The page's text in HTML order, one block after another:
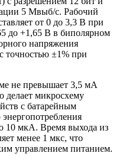
5 Мвыб/с. Рабочий
от 0 до 3,3 В при
до +1,65 В в биполярном
напряжения
точностью ±1% при
не превышает 3,5 мА
делает микросхему
с батарейным
10 мкА. Время выхода из
менее 1 мкс, что
управлением питанием.